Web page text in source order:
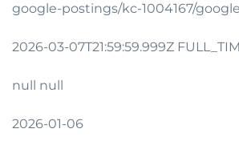
google-postings/kc-1004167/
2026-03-07T21:59:59.999Z
null null
2026-01-06